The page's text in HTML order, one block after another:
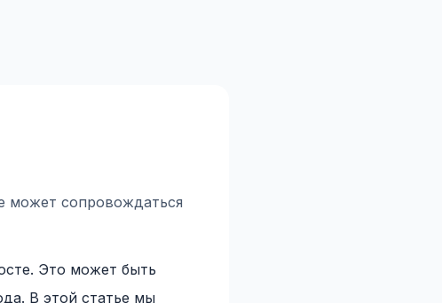
может сопровождаться
Это может быть
В этой статье мы